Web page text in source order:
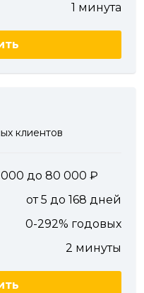
1 минута
клиентов
000 до 80 000
от 5 до 168 дней
0-292% годовых
2 минуты